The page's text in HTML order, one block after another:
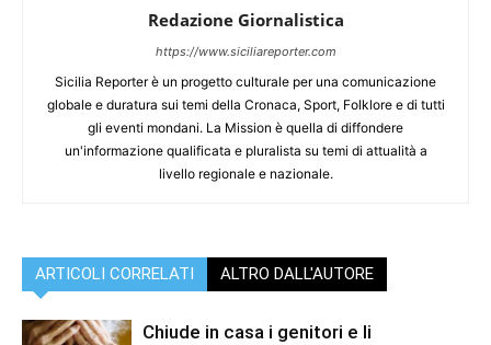
Redazione Giornalistica
https://www.siciliareporter.com
Sicilia Reporter è un progetto culturale per una comunicazione
globale e duratura sui temi della Cronaca, Sport, Folklore e di tutti
gli eventi mondani. La Mission è quella di diffondere
un'informazione qualificata e pluralista su temi di attualità a
livello regionale e nazionale.
ARTICOLI CORRELATI ALTRO DALL'AUTORE
Chiude in casa i genitori e li